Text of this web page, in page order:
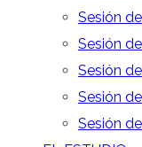
Sesión
Sesión
Sesión
Sesión
Sesión